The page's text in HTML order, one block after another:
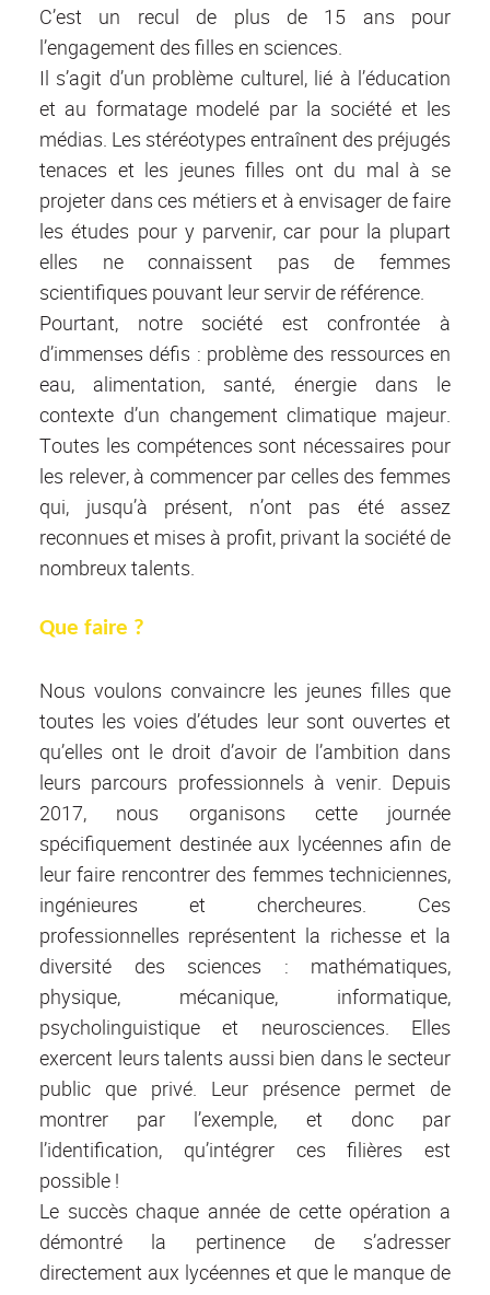
C’est un recul de plus de 15 ans pour
l’engagement des filles en sciences.
Il s’agit d’un problème culturel, lié à l’éducation
et au formatage modelé par la société et les
médias. Les stéréotypes entraînent des préjugés
tenaces et les jeunes filles ont du mal à se
projeter dans ces métiers et à envisager de faire
les études pour y parvenir, car pour la plupart
elles ne connaissent pas de femmes
scientifiques pouvant leur servir de référence.
Pourtant, notre société est confrontée à
d’immenses défis : problème des ressources en
eau, alimentation, santé, énergie dans le
contexte d’un changement climatique majeur.
Toutes les compétences sont nécessaires pour
les relever, à commencer par celles des femmes
qui, jusqu’à présent, n’ont pas été assez
reconnues et mises à profit, privant la société de
nombreux talents.
Que faire ?
Nous voulons convaincre les jeunes filles que
toutes les voies d’études leur sont ouvertes et
qu’elles ont le droit d’avoir de l’ambition dans
leurs parcours professionnels à venir. Depuis
2017, nous organisons cette journée
spécifiquement destinée aux lycéennes afin de
leur faire rencontrer des femmes techniciennes,
ingénieures et chercheures. Ces
professionnelles représentent la richesse et la
diversité des sciences : mathématiques,
physique, mécanique, informatique,
psycholinguistique et neurosciences. Elles
exercent leurs talents aussi bien dans le secteur
public que privé. Leur présence permet de
montrer par l’exemple, et donc par
l’identification, qu’intégrer ces filières est
possible !
Le succès chaque année de cette opération a
démontré la pertinence de s’adresser
directement aux lycéennes et que le manque de